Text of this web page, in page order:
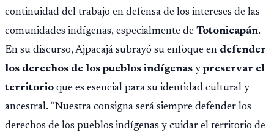
continuidad del trabajo en defensa de los intereses de las
comunidades indígenas, especialmente de Totonicapán.
En su discurso, Ajpacajá subrayó su enfoque en defender
los derechos de los pueblos indígenas y preservar el
territorio que es esencial para su identidad cultural y
ancestral. “Nuestra consigna será siempre defender los
derechos de los pueblos indígenas y cuidar el territorio de